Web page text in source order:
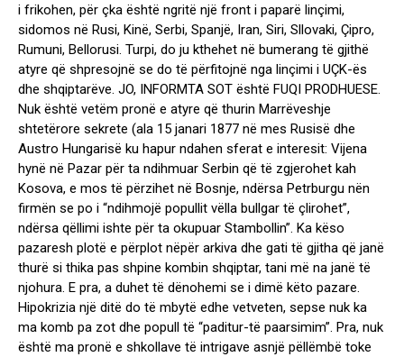
i frikohen, për çka është ngritë një front i paparë linçimi,
sidomos në Rusi, Kinë, Serbi, Spanjë, Iran, Siri, Sllovaki, Çipro,
Rumuni, Bellorusi. Turpi, do ju kthehet në bumerang të gjithë
atyre që shpresojnë se do të përfitojnë nga linçimi i UÇK-ës
dhe shqiptarëve. JO, INFORMTA SOT është FUQI PRODHUESE.
Nuk është vetëm pronë e atyre që thurin Marrëveshje
shtetërore sekrete (ala 15 janari 1877 në mes Rusisë dhe
Austro Hungarisë ku hapur ndahen sferat e interesit: Vijena
hynë në Pazar për ta ndihmuar Serbin që të zgjerohet kah
Kosova, e mos të përzihet në Bosnje, ndërsa Petrburgu nën
firmën se po i “ndihmojë popullit vëlla bullgar të çlirohet”,
ndërsa qëllimi ishte për ta okupuar Stambollin”. Ka këso
pazaresh plotë e përplot nëpër arkiva dhe gati të gjitha që janë
thurë si thika pas shpine kombin shqiptar, tani më na janë të
njohura. E pra, a duhet të dënohemi se i dimë këto pazare.
Hipokrizia një ditë do të mbytë edhe vetveten, sepse nuk ka
ma komb pa zot dhe popull të “paditur-të paarsimim”. Pra, nuk
është ma pronë e shkollave të intrigave asnjë pëllëmbë toke